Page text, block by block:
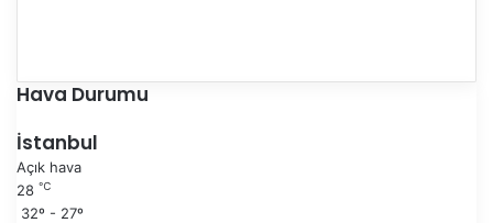
e
k
s
a
n
k
i
Hava Durumu
İstanbul
Açık hava
28 ℃
32º - 27º